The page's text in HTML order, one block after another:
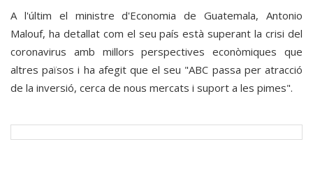
A l'últim el ministre d'Economia de Guatemala, Antonio
Malouf, ha detallat com el seu país està superant la crisi del
coronavirus amb millors perspectives econòmiques que
altres països i ha afegit que el seu "ABC passa per atracció
de la inversió, cerca de nous mercats i suport a les pimes".